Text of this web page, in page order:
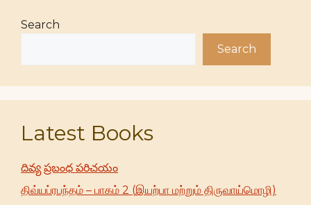
Search
Search
Latest Books
దివ్య ప్రబంధ పరిచయం
திவ்யப்ரபந்தம் – பாகம் 2 (இயற்பா மற்றும் திருவாய்மொழி)